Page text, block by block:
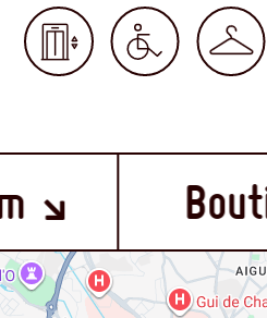
MENU
FOOTER
Boutique